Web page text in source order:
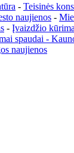
- Teisinės
naujienos -
- Įvaizdžio
spaudai -
naujienos